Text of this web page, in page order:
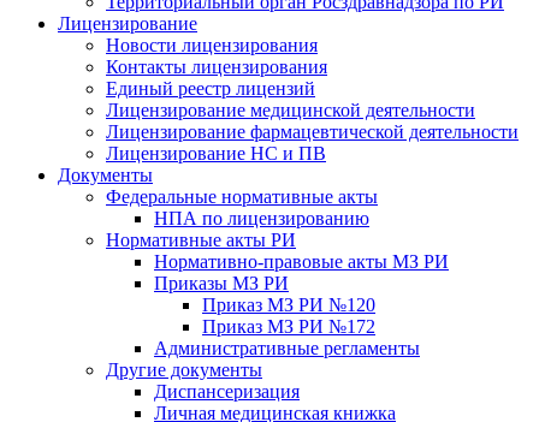
Лицензирование
Новости лицензирования
Контакты лицензирования
Единый реестр лицензий
Лицензирование медицинской деятельности
Лицензирование фармацевтической деятельности
Лицензирование НС и ПВ
Документы
Федеральные нормативные акты
НПА по лицензированию
Нормативные акты РИ
Нормативно-правовые акты МЗ РИ
Приказы МЗ РИ
Приказ МЗ РИ №120
Приказ МЗ РИ №172
Административные регламенты
Другие документы
Диспансеризация
Личная медицинская книжка